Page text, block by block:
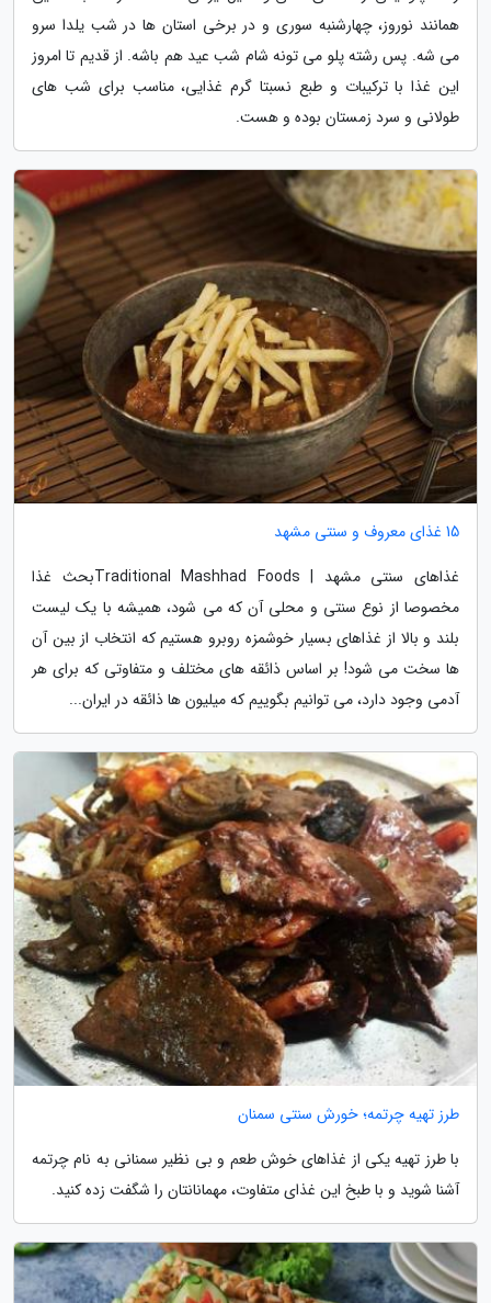
همانند نوروز، چهارشنبه سوری و در برخی استان ها در شب یلدا سرو
می شه. پس رشته پلو می تونه شام شب عید هم باشه. از قدیم تا امروز
این غذا با ترکیبات و طبع نسبتا گرم غذایی، مناسب برای شب های
طولانی و سرد زمستان بوده و هست.
15 غذای معروف و سنتی مشهد
غذاهای سنتی مشهد | Traditional Mashhad Foodsبحث غذا
مخصوصا از نوع سنتی و محلی آن که می شود، همیشه با یک لیست
بلند و بالا از غذاهای بسیار خوشمزه روبرو هستیم که انتخاب از بین آن
ها سخت می شود! بر اساس ذائقه های مختلف و متفاوتی که برای هر
آدمی وجود دارد، می توانیم بگوییم که میلیون ها ذائقه در ایران...
طرز تهیه چرتمه؛ خورش سنتی سمنان
با طرز تهیه یکی از غذاهای خوش طعم و بی نظیر سمنانی به نام چرتمه
آشنا شوید و با طبخ این غذای متفاوت، مهمانانتان را شگفت زده کنید.